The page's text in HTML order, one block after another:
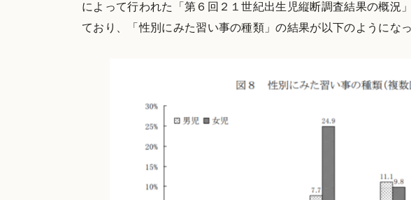
によって行われた「第６回２１世紀出生児縦断調査結果の概況
ており、「性別にみた習い事の種類」の結果が以下のようにな